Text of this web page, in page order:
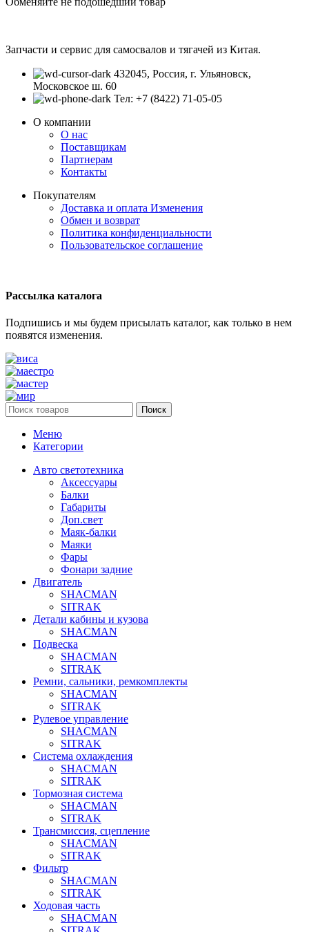
Запчасти и сервис для самосвалов и тягачей из Китая.
432045, Россия, г. Ульяновск,
Московское ш. 60
Тел: +7 (8422) 71-05-05
О компании
О нас
Поставщикам
Партнерам
Контакты
Покупателям
Доставка и оплата Изменения
Обмен и возврат
Политика конфиденциальности
Пользовательское соглашение
Рассылка каталога
Подпишись и мы будем присылать каталог, как только в нем
появятся изменения.
Поиск
Меню
Категории
Авто светотехника
Аксессуары
Балки
Габариты
Доп.свет
Маяк-балки
Маяки
Фары
Фонари задние
Двигатель
SHACMAN
SITRAK
Детали кабины и кузова
SHACMAN
Подвеска
SHACMAN
SITRAK
Ремни, сальники, ремкомплекты
SHACMAN
SITRAK
Рулевое управление
SHACMAN
SITRAK
Система охлаждения
SHACMAN
SITRAK
Тормозная система
SHACMAN
SITRAK
Трансмиссия, сцепление
SHACMAN
SITRAK
Фильтр
SHACMAN
SITRAK
Ходовая часть
SHACMAN